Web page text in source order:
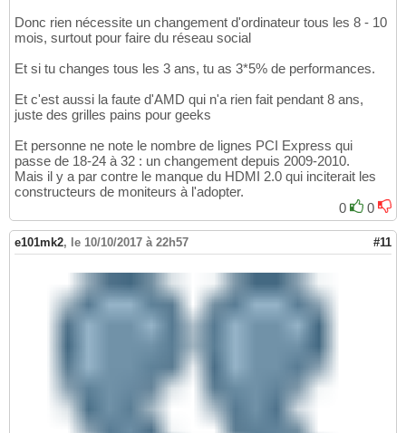
Donc rien nécessite un changement d'ordinateur tous les 8 - 10
mois, surtout pour faire du réseau social
Et si tu changes tous les 3 ans, tu as 3*5% de performances.
Et c'est aussi la faute d'AMD qui n'a rien fait pendant 8 ans,
juste des grilles pains pour geeks
Et personne ne note le nombre de lignes PCI Express qui
passe de 18-24 à 32 : un changement depuis 2009-2010.
Mais il y a par contre le manque du HDMI 2.0 qui inciterait les
constructeurs de moniteurs à l'adopter.
0
0
e101mk2, le 10/10/2017 à 22h57 #11